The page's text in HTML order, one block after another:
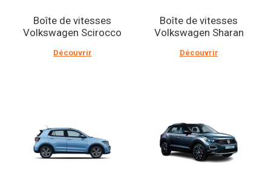
Boîte de vitesses
Volkswagen Scirocco
Découvrir
Boîte de vitesses
Volkswagen Sharan
Découvrir